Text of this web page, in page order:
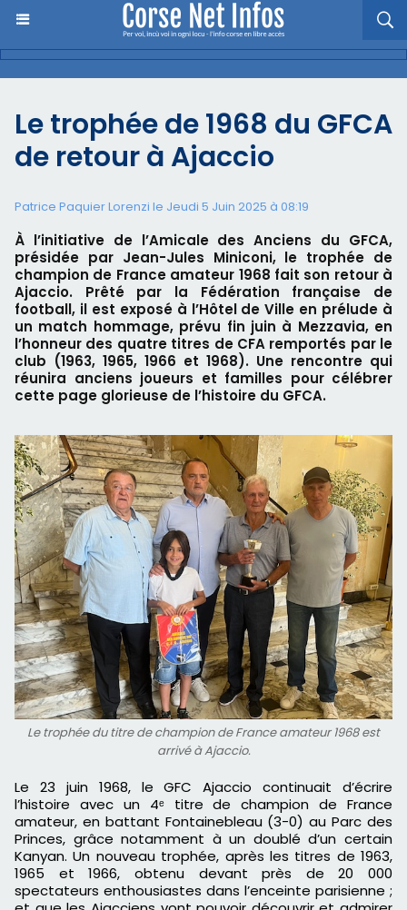
Le trophée de 1968 du GFCA
de retour à Ajaccio
Patrice Paquier Lorenzi le Jeudi 5 Juin 2025 à 08:19
À l’initiative de l’Amicale des Anciens du GFCA,
présidée par Jean-Jules Miniconi, le trophée de
champion de France amateur 1968 fait son retour à
Ajaccio. Prêté par la Fédération française de
football, il est exposé à l’Hôtel de Ville en prélude à
un match hommage, prévu fin juin à Mezzavia, en
l’honneur des quatre titres de CFA remportés par le
club (1963, 1965, 1966 et 1968). Une rencontre qui
réunira anciens joueurs et familles pour célébrer
cette page glorieuse de l’histoire du GFCA.
Le trophée du titre de champion de France amateur 1968 est
arrivé à Ajaccio.
Le 23 juin 1968, le GFC Ajaccio continuait d’écrire
l’histoire avec un 4ᵉ titre de champion de France
amateur, en battant Fontainebleau (3-0) au Parc des
Princes, grâce notamment à un doublé d’un certain
Kanyan. Un nouveau trophée, après les titres de 1963,
1965 et 1966, obtenu devant près de 20 000
spectateurs enthousiastes dans l’enceinte parisienne ;